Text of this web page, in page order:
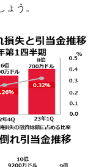
う。